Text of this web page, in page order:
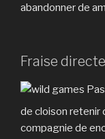
abandonner de
Fraise
de cloison retenir
compagnie de